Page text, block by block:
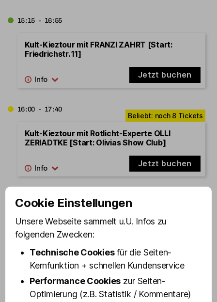
15:15 - 16:55
Kult-Kieztour mit FRANZI ZAHRT [Start:
Friedrichstr. 11]
Jetzt buchen
16:00 - 17:40
Kult-Kieztour mit Rotlicht-Experte OLLI
ZERIADTKE [Start: Olivias Show Club]
Jetzt buchen
16:15 - 17:55
Kult-Kieztour BEST OF ST. PAULI [Start:
Schmuckstr. 9] - Wochenende
Jetzt buchen
16:30 - 18:00
Cookie Einstellungen
Unsere Webseite sammelt u.U. Infos zu
folgenden Zwecken:
Technische Cookiesfür die Seiten-
Kernfunktion + schnellen Kundenservice
Performance Cookies zur Seiten-
Optimierung (z.B. Statistik / Kommentare)